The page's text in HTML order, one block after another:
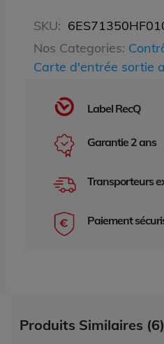
SKU:
Nos Categories:
Carte d'entrée sortie
Label RecQ
Garantie 2 ans
Transporteurs
Paiement
Produits Similaires (6)